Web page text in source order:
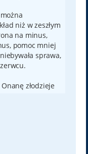
niż w zeszłym
na minus,
pomoc mniej
sprawa,
złodzieje